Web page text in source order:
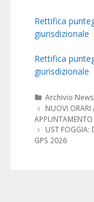
Rettifica
giurisdizionale
Rettifica
giurisdizionale
Categorie
Archivio News
Navigazione
articolo
NUOVI ORARI
APPUNTAMENTO
UST FOGGIA:
GPS 2026